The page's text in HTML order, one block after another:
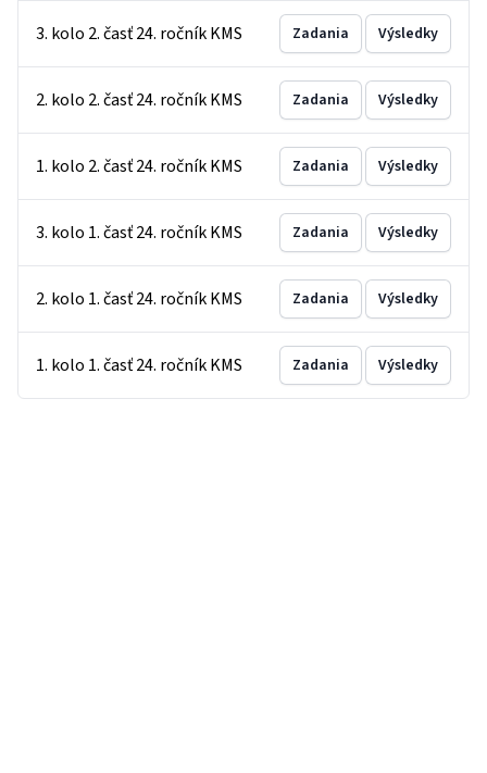
3. kolo 2. časť 24. ročník KMS Zadania Výsledky
2. kolo 2. časť 24. ročník KMS Zadania Výsledky
1. kolo 2. časť 24. ročník KMS Zadania Výsledky
3. kolo 1. časť 24. ročník KMS Zadania Výsledky
2. kolo 1. časť 24. ročník KMS Zadania Výsledky
1. kolo 1. časť 24. ročník KMS Zadania Výsledky